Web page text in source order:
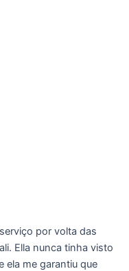
por volta das
Ella nunca tinha visto
ela me garantiu que